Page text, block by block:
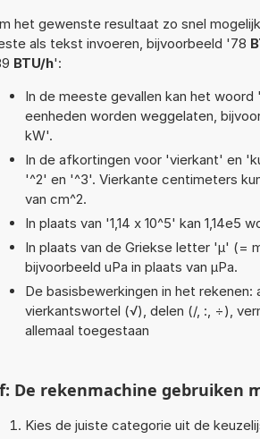
het gewenste resultaat zo snel
als tekst invoeren, bijvoorbeeld '78
BTU/h':
In de meeste gevallen kan het
eenheden worden weggelaten,
kW'.
In de afkortingen voor 'vierkant' en
'^2' en '^3'. Vierkante centimeters
van cm^2.
In plaats van '1,14 x 10^5' kan
In plaats van de Griekse letter 'µ' (=
bijvoorbeeld uPa in plaats van µPa.
De basisbewerkingen in het
vierkantswortel (√), delen (/, :, ÷),
allemaal toegestaan
De rekenmachine gebruiken
Kies de juiste categorie uit de